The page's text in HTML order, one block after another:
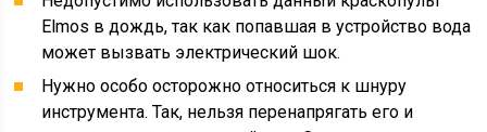
Elmos в дождь, так как попавшая в устройство вода
может вызвать электрический шок.
Нужно особо осторожно относиться к шнуру
инструмента. Так, нельзя перенапрягать его и